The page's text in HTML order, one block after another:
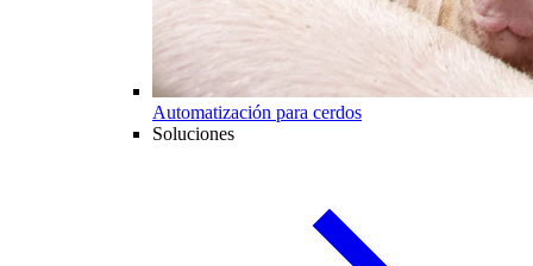
Automatización para cerdos
Soluciones